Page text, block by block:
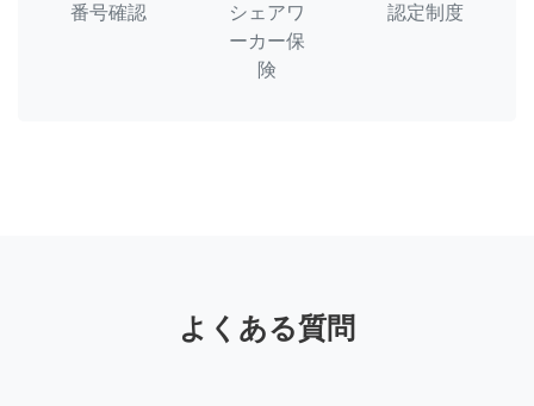
番号確認
シェアワ
ーカー保
険
認定制度
よくある質問